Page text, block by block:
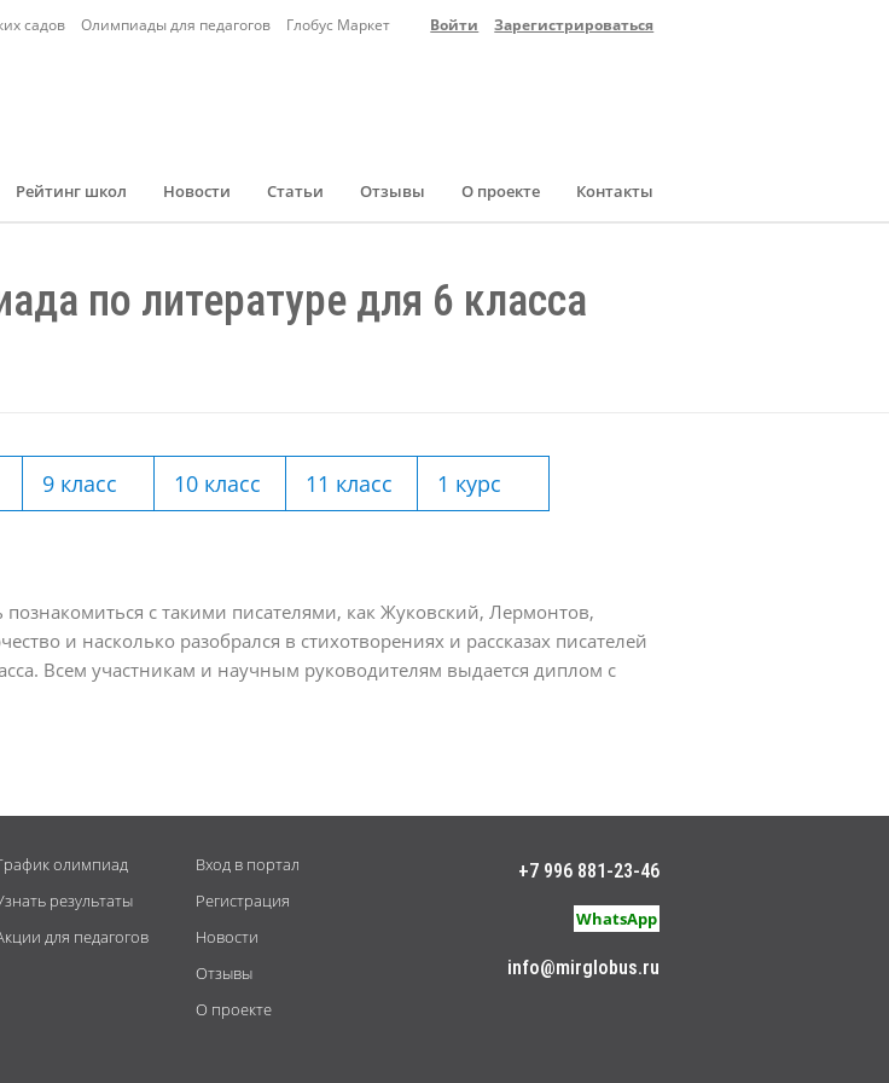
садов Олимпиады для педагогов Глобус Маркет Войти Зарегистрироваться
Рейтинг школ Новости Статьи Отзывы О проекте Контакты
по литературе для 6 класса
9 класс 10 класс 11 класс
1 курс
с такими писателями, как Жуковский, Лермонтов,
и насколько разобрался в стихотворениях и рассказах писателей
Всем участникам и научным руководителям выдается диплом с
олимпиад
результаты
для педагогов
Вход в портал
Регистрация
Новости
Отзывы
О проекте
+7 996 881-23-46
WhatsApp
info@mirglobus.ru